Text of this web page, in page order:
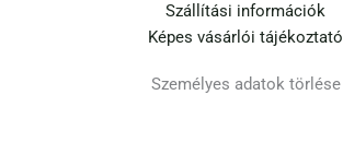
Szállítási információk
Képes vásárlói tájékoztató
Személyes adatok törlése